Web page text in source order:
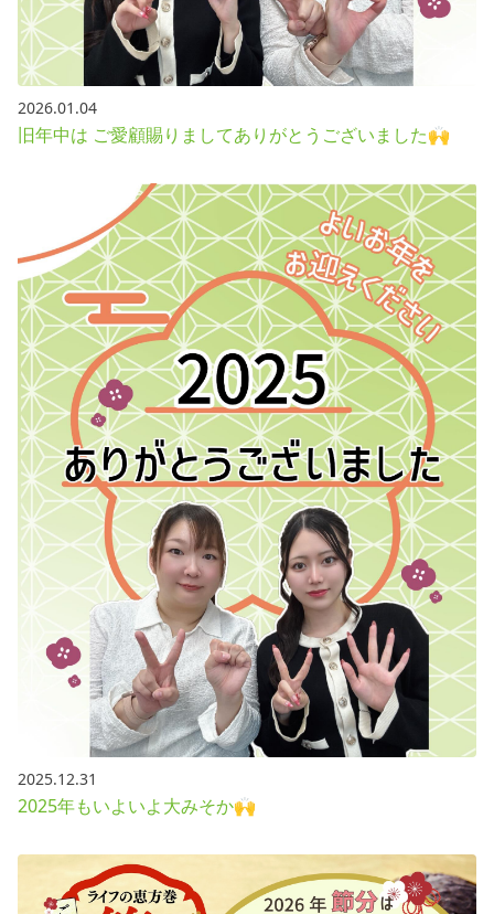
2026.01.04
旧年中は ご愛顧賜りましてありがとうございました🙌
2025.12.31
2025年もいよいよ大みそか🙌